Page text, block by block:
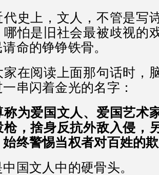
代史上，文人，不管是写
哪怕是旧社会最被歧视的
命的铮铮铁骨。
家在阅读上面那句话时，
串闪着金光的名字：
称为爱国文人、爱国艺术
枪，捨身反抗外敌入侵，
终警惕当权者对百姓的
国文人中的硬骨头。